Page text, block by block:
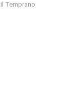
Temprano